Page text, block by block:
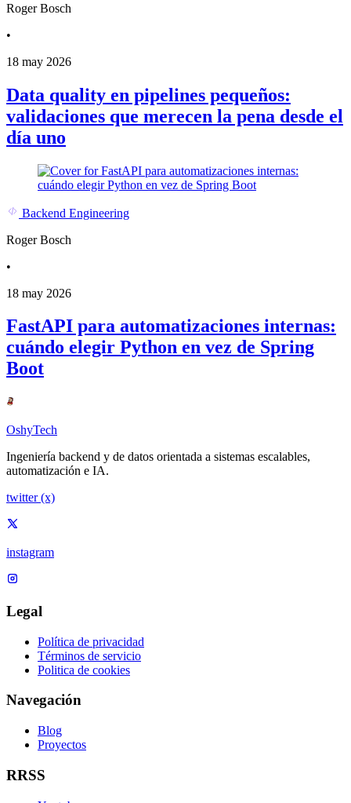
Roger Bosch
•
18 may 2026
Data quality en pipelines pequeños:
validaciones que merecen la pena desde el
día uno
Backend Engineering
Roger Bosch
•
18 may 2026
FastAPI para automatizaciones internas:
cuándo elegir Python en vez de Spring
Boot
OshyTech
Ingeniería backend y de datos orientada a sistemas escalables,
automatización e IA.
twitter (x)
instagram
Legal
Política de privacidad
Términos de servicio
Politica de cookies
Navegación
Blog
Proyectos
RRSS